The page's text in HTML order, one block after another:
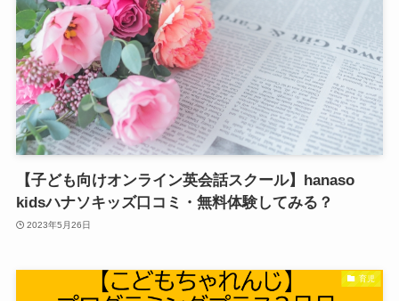
【子ども向けオンライン英会話スクール】hanaso
kidsハナソキッズ口コミ・無料体験してみる？
2023年5月26日
育児